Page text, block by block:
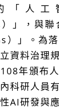
「人
）」，與聯
）」。為
資料治理
108年頒布
科研人員
AI研發與